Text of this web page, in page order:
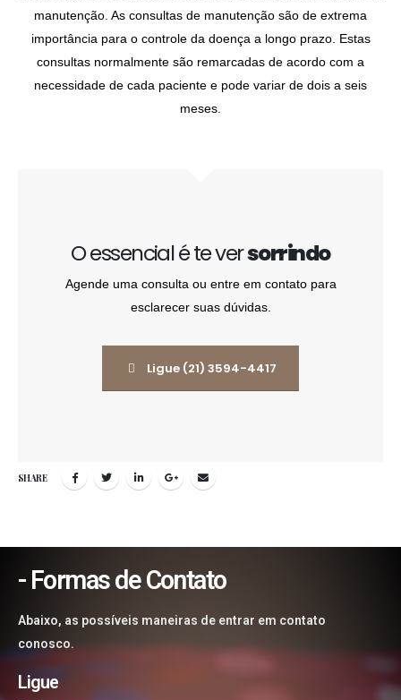
manutenção. As consultas de manutenção são de extrema
importância para o controle da doença a longo prazo. Estas
consultas normalmente são remarcadas de acordo com a
necessidade de cada paciente e pode variar de dois a seis
meses.
O essencial é te versorrindo
Agende uma consulta ou entre em contato para
esclarecer suas dúvidas.
Ligue (21) 3594-4417
SHARE
- Formas de Contato
Abaixo, as possíveis maneiras de entrar em contato
conosco.
Ligue